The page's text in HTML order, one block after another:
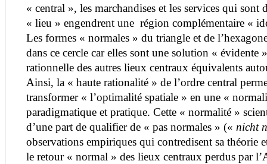
« central », les marchandises et les services qui sont
« lieu » engendrent une région complémentaire «
Les formes « normales » du triangle et de
dans ce cercle car elles sont une solution « évidente
rationnelle des autres lieux centraux équivalents
Ainsi, la « haute rationalité » de l’ordre central
transformer « l’optimalité spatiale » en une «
paradigmatique et pratique. Cette « normalité »
d’une part de qualifier de « pas normales » (« nicht
observations empiriques qui contredisent sa théorie
le retour « normal » des lieux centraux perdus par